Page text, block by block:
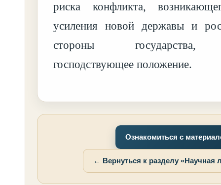
риска конфликта,
усиления новой державы и
стороны государства,
господствующее положение.
Ознакомиться с
← Вернуться к разделу «Научная